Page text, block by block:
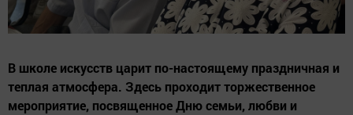
В школе искусств царит по-настоящему праздничная и
теплая атмосфера. Здесь проходит торжественное
мероприятие, посвященное Дню семьи, любви и